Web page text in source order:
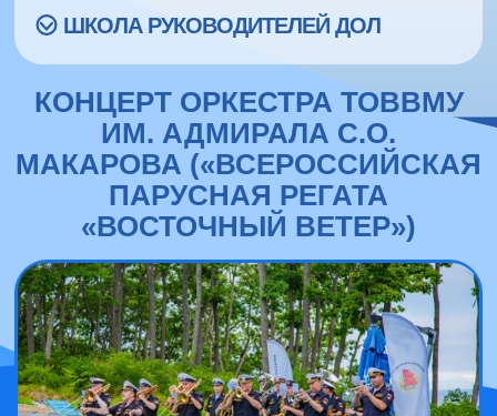
ШКОЛА РУКОВОДИТЕЛЕЙ ДОЛ
КОНЦЕРТ ОРКЕСТРА ТОВВМУ
ИМ. АДМИРАЛА С.О.
МАКАРОВА («ВСЕРОССИЙСКАЯ
ПАРУСНАЯ РЕГАТА
«ВОСТОЧНЫЙ ВЕТЕР»)